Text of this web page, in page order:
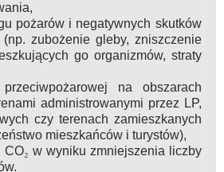
pożarów i negatywnych skutków
zubożenie gleby, zniszczenie
go organizmów, straty
na obszarach
administrowanymi przez LP,
czy terenach zamieszkanych
mieszkańców i turystów),
CO₂ w wyniku zmniejszenia liczby